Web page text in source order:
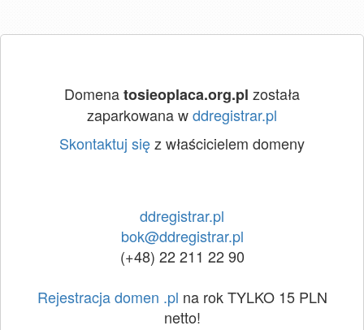
Domenatosieoplaca.org.pl została
zaparkowana wddregistrar.pl
Skontaktuj sięz właścicielem domeny
ddregistrar.pl
bok@ddregistrar.pl
(+48) 22 211 22 90
Rejestracja domen .pl na rok TYLKO 15 PLN
netto!